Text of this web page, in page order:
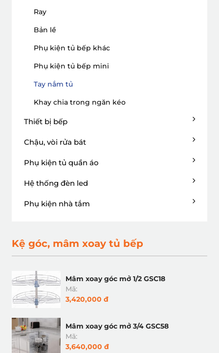
Ray
Bản lề
Phụ kiện tủ bếp khác
Phụ kiện tủ bếp mini
Tay nắm tủ
Khay chia trong ngăn kéo
Thiết bị bếp
Chậu, vòi rửa bát
Phụ kiện tủ quần áo
Hệ thống đèn led
Phụ kiện nhà tắm
Kệ góc, mâm xoay tủ bếp
Mâm xoay góc mở 1/2 GSC18
Mã:
3,420,000 đ
Mâm xoay góc mở 3/4 GSC58
Mã:
3,640,000 đ